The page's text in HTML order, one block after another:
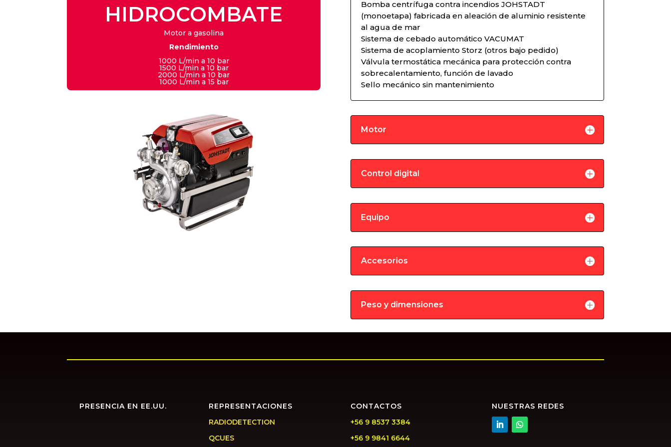
HIDROCOMBATE
Motor a gasolina
Rendimiento
1000 L/min a 10 bar
1500 L/min a 10 bar
2000 L/min a 10 bar
1000 L/min a 15 bar
Bomba centrífuga contra incendios JOHSTADT
(monoetapa) fabricada en aleación de aluminio resistente
al agua de mar
Sistema de cebado automático VACUMAT
Sistema de acoplamiento Storz (otros bajo pedido)
Válvula termostática mecánica para protección contra
sobrecalentamiento, función de lavado
Sello mecánico sin mantenimiento
Motor
Control digital
Equipo
Accesorios
Peso y dimensiones
PRESENCIA EN EE.UU.
REPRESENTACIONES
RADIODETECTION
QCUES
CONTACTOS
+56 9 8537 3384
+56 9 9841 6644
NUESTRAS REDES